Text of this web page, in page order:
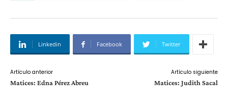
Linkedin Facebook Twitter
Artículo anterior
Matices: Edna Pérez Abreu
Artículo siguiente
Matices: Judith Sacal